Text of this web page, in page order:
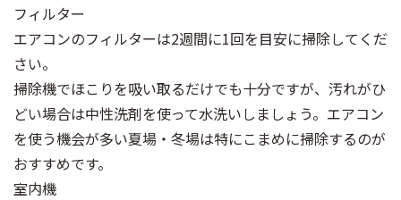
フィルター
エアコンのフィルターは2週間に1回を目安に掃除してくだ
さい。
掃除機でほこりを吸い取るだけでも十分ですが、汚れがひ
どい場合は中性洗剤を使って水洗いしましょう。エアコン
を使う機会が多い夏場・冬場は特にこまめに掃除するのが
おすすめです。
室内機